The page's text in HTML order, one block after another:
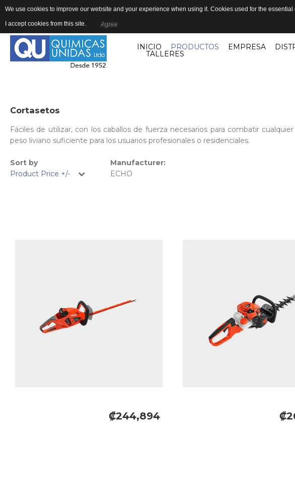
INICIO PRODUCTOS EMPRESA
TALLERES
Cortasetos
Fáciles de utilizar, con los caballos de fuerza necesarios para combatir
peso liviano suficiente para los usuarios profesionales o residenciales.
Sort by
Product Price +/-
Manufacturer:
ECHO
₡244,894
We use cookies to improve our website and your experience when using it. Cookies used for the
I accept cookies from this site. Agree